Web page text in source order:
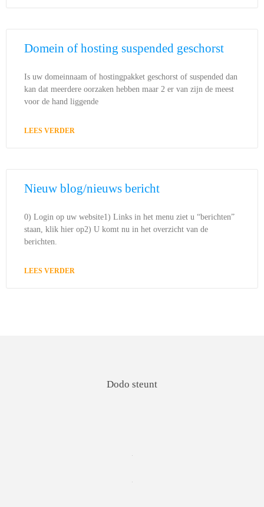
Domein of hosting suspended geschorst
Is uw domeinnaam of hostingpakket geschorst of suspended dan
kan dat meerdere oorzaken hebben maar 2 er van zijn de meest
voor de hand liggende
LEES VERDER
Nieuw blog/nieuws bericht
0) Login op uw website1) Links in het menu ziet u “berichten”
staan, klik hier op2) U komt nu in het overzicht van de
berichten.
LEES VERDER
Dodo steunt